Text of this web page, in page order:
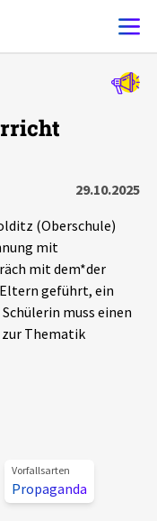
29.10.2025
(Oberschule)
mit
mit dem*der
geführt, ein
muss einen
zur Thematik
Vorfallsarten
Propaganda